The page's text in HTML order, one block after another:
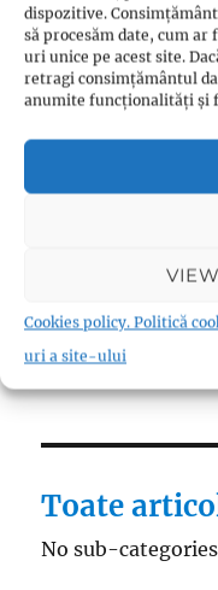
dispozitive.
să procesăm date, cum
uri unice pe acest site.
retragi consimțământul
anumite funcționalități și
Cookies policy. Politică
uri a site-ului
Reforme(9)
Teologie(10)
Thomas
Biserica
Fraternistă)
Materiale
Toate
No sub-categories